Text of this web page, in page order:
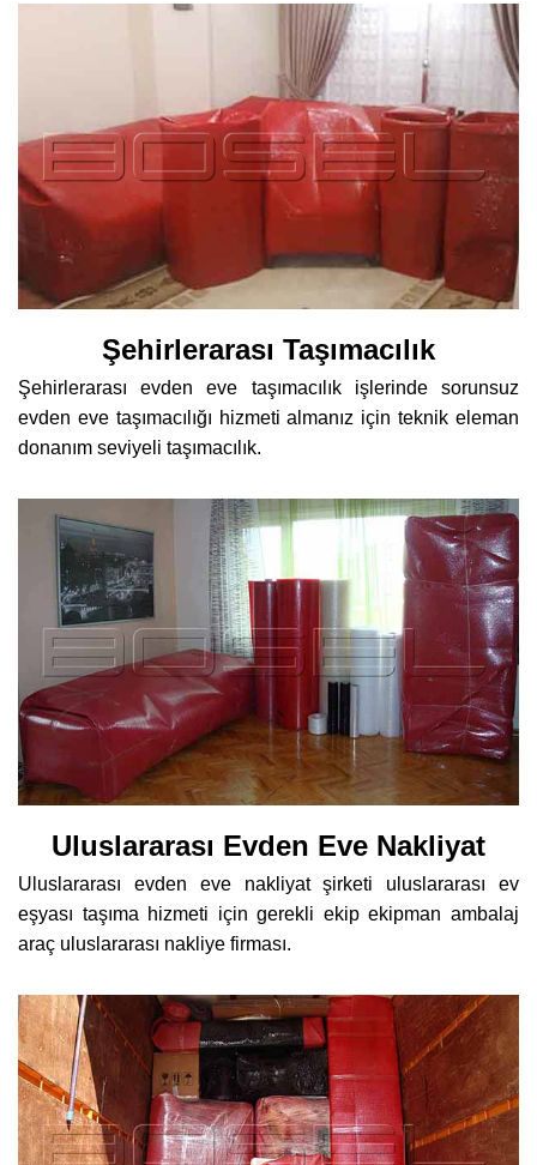
Şehirlerarası Taşımacılık
Şehirlerarası evden eve taşımacılık işlerinde sorunsuz
evden eve taşımacılığı hizmeti almanız için teknik eleman
donanım seviyeli taşımacılık.
Uluslararası Evden Eve Nakliyat
Uluslararası evden eve nakliyat şirketi uluslararası ev
eşyası taşıma hizmeti için gerekli ekip ekipman ambalaj
araç uluslararası nakliye firması.